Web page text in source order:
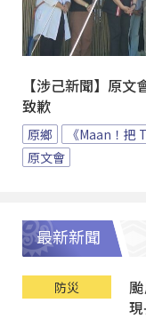
【涉己新聞】原
致歉
原鄉 《Maan！把
原文會
最新新聞
防災